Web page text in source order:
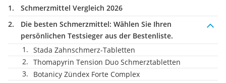
Schmerzmittel Vergleich 2026
Die besten Schmerzmittel: Wählen Sie Ihren
persönlichen Testsieger aus der Bestenliste.
Stada Zahnschmerz-Tabletten
Thomapyrin Tension Duo Schmerztabletten
Botanicy Zündex Forte Complex